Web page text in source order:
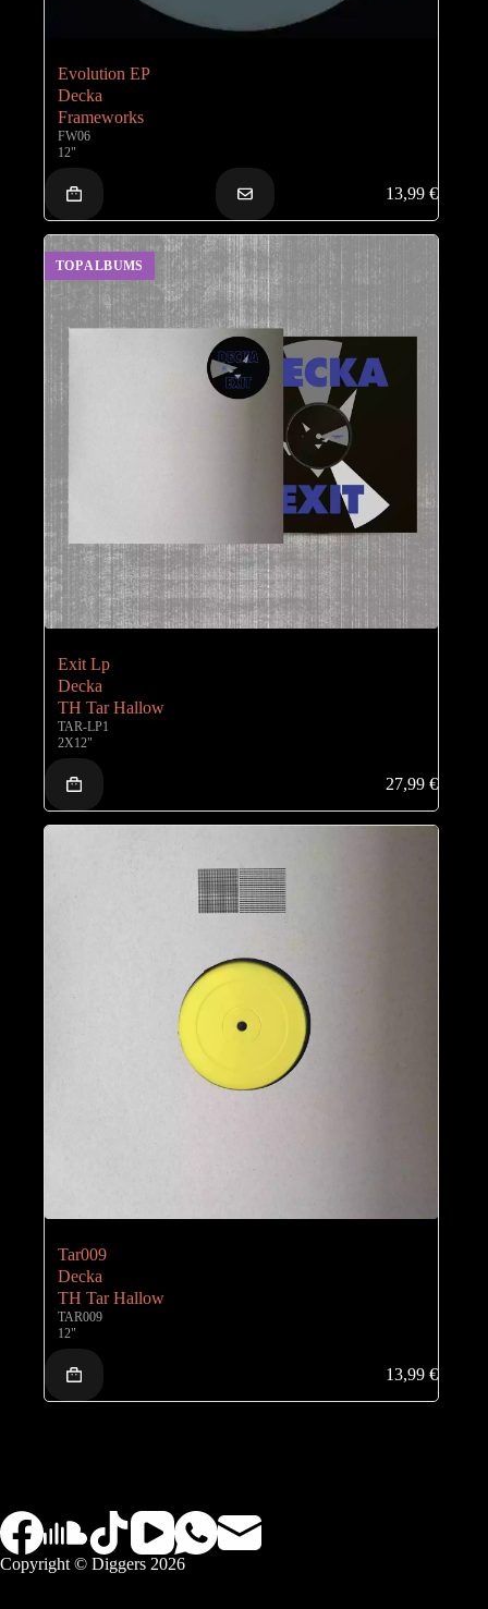
Evolution EP
Decka
Frameworks
FW06
12"
13,99€
TOP ALBUMS
Exit Lp
Decka
TH Tar Hallow
TAR-LP1
2X12"
27,99€
Tar009
Decka
TH Tar Hallow
TAR009
12"
13,99€
Copyright © Diggers 2026